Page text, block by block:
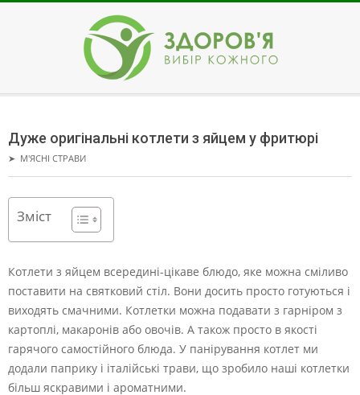
ЗДОРОВ'Я
Menu
Дуже оригінальні котлети з яйцем у фритюрі
➤ М'ЯСНІ СТРАВИ
Зміст
Котлети з яйцем всередині-цікаве блюдо, яке можна сміливо
поставити на святковий стіл. Вони досить просто готуються і
виходять смачними. Котлетки можна подавати з гарніром з
картоплі, макаронів або овочів. А також просто в якості
гарячого самостійного блюда. У панірування котлет ми
додали паприку і італійські трави, що зробило наші котлетки
більш яскравими і ароматними.